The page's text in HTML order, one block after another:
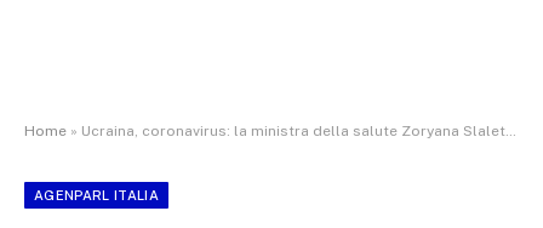
Home » Ucraina, coronavirus: la ministra della salute Zoryana Slaletska annuncia su Facebook che trascorrerà la quarantena con i suoi concittadini
AGENPARL ITALIA